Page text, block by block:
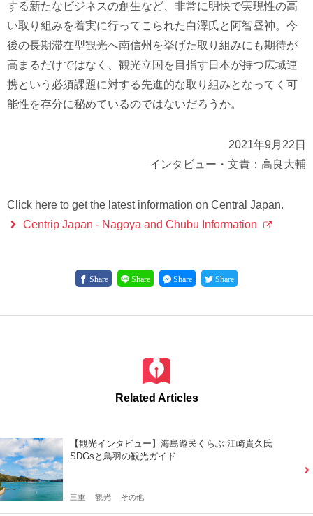
する新たなビジネスの創生など、非常に明快で実現性の高
い取り組みを着実に行ってこられた白澤氏と阿智昼神。今
後の長期滞在型観光へ南信州を挙げた取り組みにも期待が
高まるだけではなく、観光立国を目指す日本が持つ広域連
携という必須課題に対する先進的な取り組みとなってく可
能性を存分に秘めているのではないだろうか。
2021年9月22日
インタビュー・文責：高良大輔
Click here to get the latest information on Central Japan.
Centrip Japan - Nagoya and Chubu Information
Share Share Share Share
Related Articles
【観光インタビュー】海島遊民くらぶ 江崎貴久氏
SDGsと鳥羽の観光ガイド
三重 観光 その他